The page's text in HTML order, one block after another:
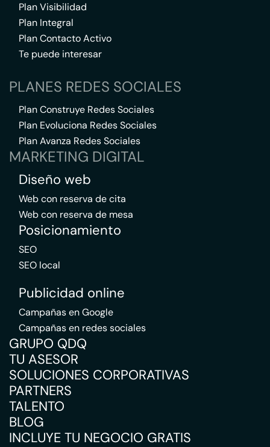
Plan Visibilidad
Plan Integral
Plan Contacto Activo
Te puede interesar
PLANES REDES SOCIALES
Plan Construye Redes Sociales
Plan Evoluciona Redes Sociales
Plan Avanza Redes Sociales
MARKETING DIGITAL
Diseño web
Web con reserva de cita
Web con reserva de mesa
Posicionamiento
SEO
SEO local
Publicidad online
Campañas en Google
Campañas en redes sociales
GRUPO QDQ
TU ASESOR
SOLUCIONES CORPORATIVAS
PARTNERS
TALENTO
BLOG
INCLUYE TU NEGOCIO GRATIS